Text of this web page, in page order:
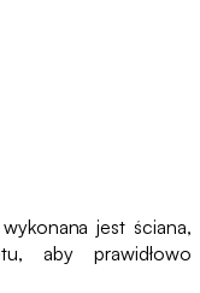
jest ściana,
aby prawidłowo